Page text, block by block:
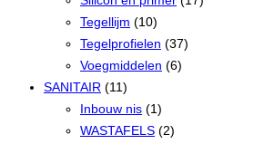
Tegellijm (10)
Tegelprofielen (37)
Voegmiddelen (6)
SANITAIR (11)
Inbouw nis (1)
WASTAFELS (2)